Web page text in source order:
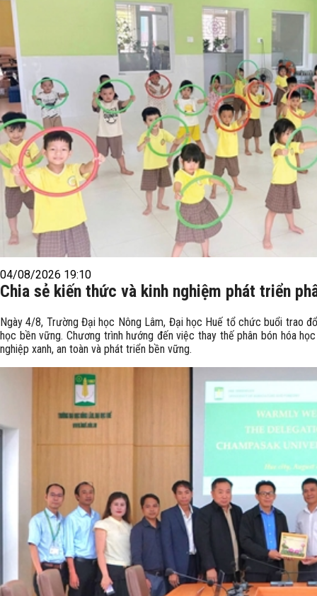
04/08/2026 19:10
Chia sẻ kiến thức và kinh nghiệm phát triển
Ngày 4/8, Trường Đại học Nông Lâm, Đại học Huế tổ chức buổi trao
học bền vững. Chương trình hướng đến việc thay thế phân bón hóa
nghiệp xanh, an toàn và phát triển bền vững.